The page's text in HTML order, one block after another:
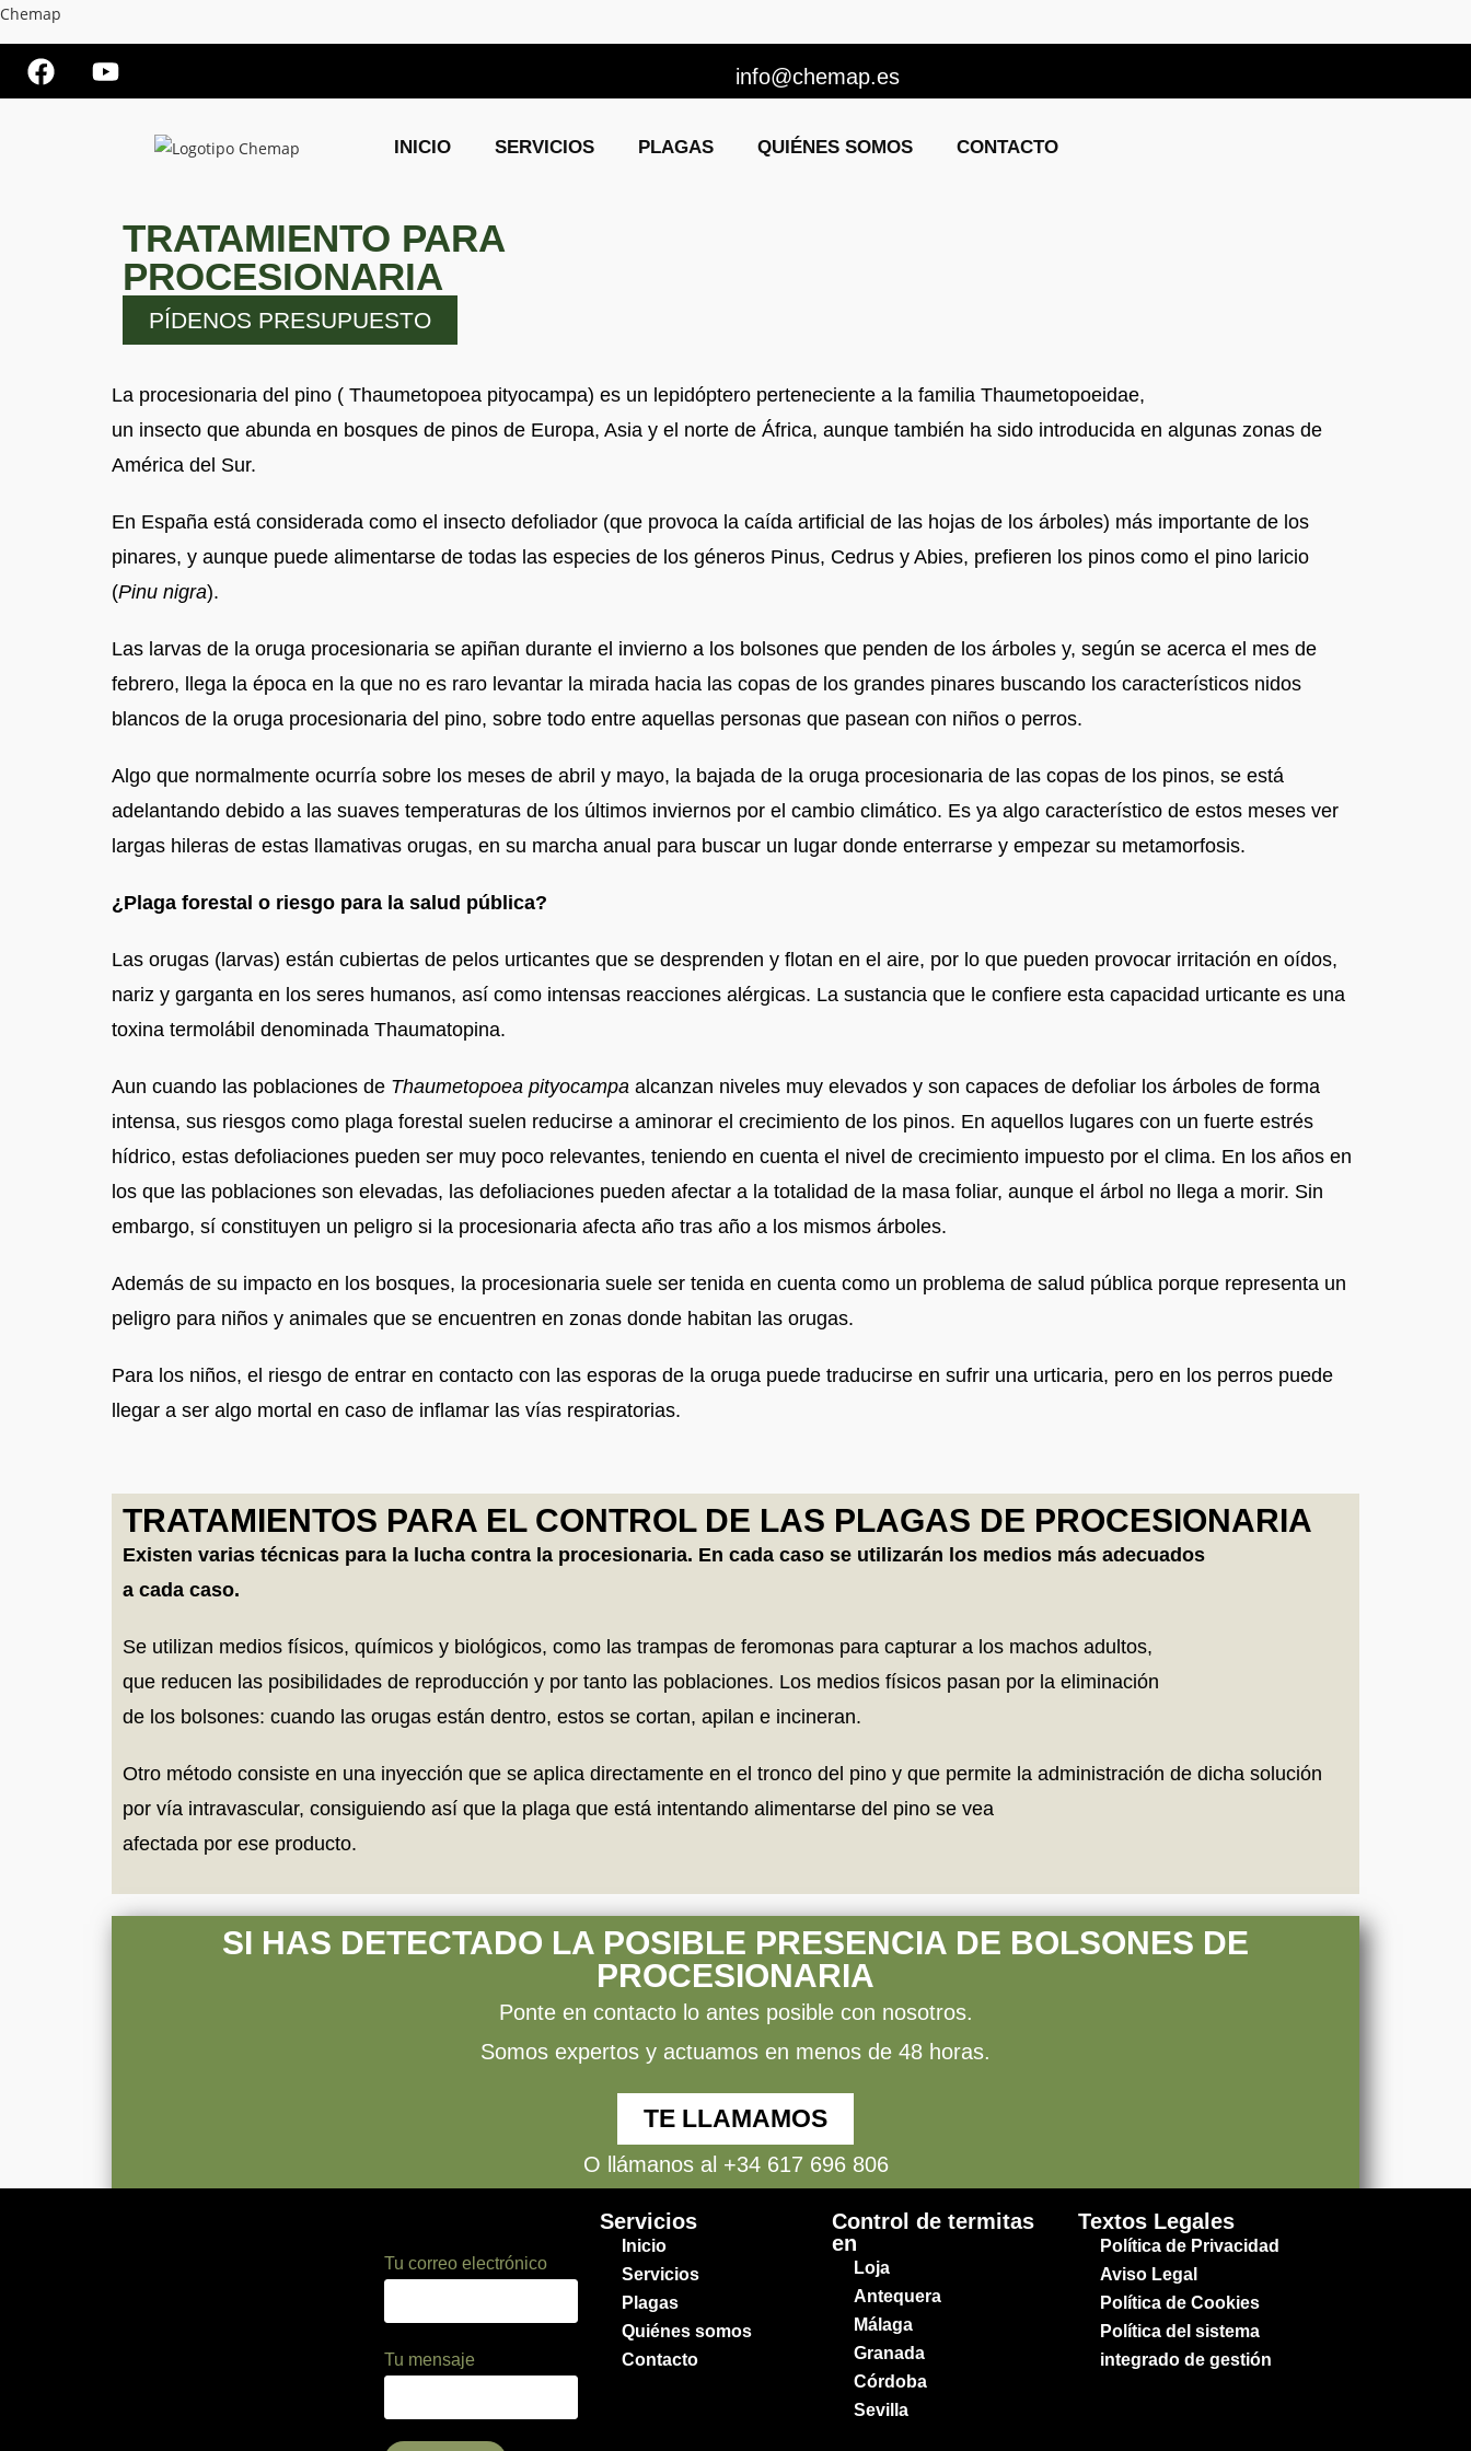
Chemap
info@chemap.es
INICIO SERVICIOS PLAGAS QUIÉNES SOMOS CONTACTO
TRATAMIENTO PARA
PROCESIONARIA
PÍDENOS PRESUPUESTO
La procesionaria del pino ( Thaumetopoea pityocampa) es un lepidóptero perteneciente a la familia Thaumetopoeidae,
un insecto que abunda en bosques de pinos de Europa, Asia y el norte de África, aunque también ha sido introducida en algunas zonas de
América del Sur.
En España está considerada como el insecto defoliador (que provoca la caída artificial de las hojas de los árboles) más importante de los
pinares, y aunque puede alimentarse de todas las especies de los géneros Pinus, Cedrus y Abies, prefieren los pinos como el pino laricio
(Pinu nigra).
Las larvas de la oruga procesionaria se apiñan durante el invierno a los bolsones que penden de los árboles y, según se acerca el mes de
febrero, llega la época en la que no es raro levantar la mirada hacia las copas de los grandes pinares buscando los característicos nidos
blancos de la oruga procesionaria del pino, sobre todo entre aquellas personas que pasean con niños o perros.
Algo que normalmente ocurría sobre los meses de abril y mayo, la bajada de la oruga procesionaria de las copas de los pinos, se está
adelantando debido a las suaves temperaturas de los últimos inviernos por el cambio climático. Es ya algo característico de estos meses ver
largas hileras de estas llamativas orugas, en su marcha anual para buscar un lugar donde enterrarse y empezar su metamorfosis.
¿Plaga forestal o riesgo para la salud pública?
Las orugas (larvas) están cubiertas de pelos urticantes que se desprenden y flotan en el aire, por lo que pueden provocar irritación en oídos,
nariz y garganta en los seres humanos, así como intensas reacciones alérgicas. La sustancia que le confiere esta capacidad urticante es una
toxina termolábil denominada Thaumatopina.
Aun cuando las poblaciones de Thaumetopoea pityocampa alcanzan niveles muy elevados y son capaces de defoliar los árboles de forma
intensa, sus riesgos como plaga forestal suelen reducirse a aminorar el crecimiento de los pinos. En aquellos lugares con un fuerte estrés
hídrico, estas defoliaciones pueden ser muy poco relevantes, teniendo en cuenta el nivel de crecimiento impuesto por el clima. En los años en
los que las poblaciones son elevadas, las defoliaciones pueden afectar a la totalidad de la masa foliar, aunque el árbol no llega a morir. Sin
embargo, sí constituyen un peligro si la procesionaria afecta año tras año a los mismos árboles.
Además de su impacto en los bosques, la procesionaria suele ser tenida en cuenta como un problema de salud pública porque representa un
peligro para niños y animales que se encuentren en zonas donde habitan las orugas.
Para los niños, el riesgo de entrar en contacto con las esporas de la oruga puede traducirse en sufrir una urticaria, pero en los perros puede
llegar a ser algo mortal en caso de inflamar las vías respiratorias.
TRATAMIENTOS PARA EL CONTROL DE LAS PLAGAS DE PROCESIONARIA
Existen varias técnicas para la lucha contra la procesionaria. En cada caso se utilizarán los medios más adecuados
a cada caso.
Se utilizan medios físicos, químicos y biológicos, como las trampas de feromonas para capturar a los machos adultos,
que reducen las posibilidades de reproducción y por tanto las poblaciones. Los medios físicos pasan por la eliminación
de los bolsones: cuando las orugas están dentro, estos se cortan, apilan e incineran.
Otro método consiste en una inyección que se aplica directamente en el tronco del pino y que permite la administración de dicha solución
por vía intravascular, consiguiendo así que la plaga que está intentando alimentarse del pino se vea
afectada por ese producto.
SI HAS DETECTADO LA POSIBLE PRESENCIA DE BOLSONES DE
PROCESIONARIA
Ponte en contacto lo antes posible con nosotros.
Somos expertos y actuamos en menos de 48 horas.
TE LLAMAMOS
O llámanos al +34 617 696 806
Tu correo electrónico
Tu mensaje
Servicios
Inicio
Servicios
Plagas
Quiénes somos
Contacto
Control de termitas
en
Loja
Antequera
Málaga
Granada
Córdoba
Sevilla
Textos Legales
Política de Privacidad
Aviso Legal
Política de Cookies
Política del sistema
integrado de gestión